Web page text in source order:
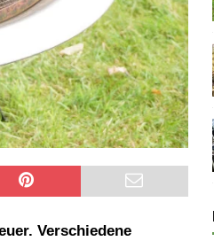
Verschiedene